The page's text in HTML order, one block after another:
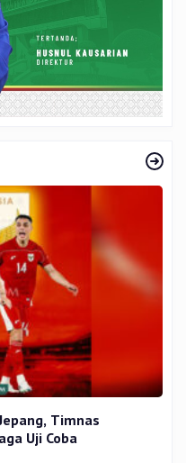
Timnas
Uji Coba